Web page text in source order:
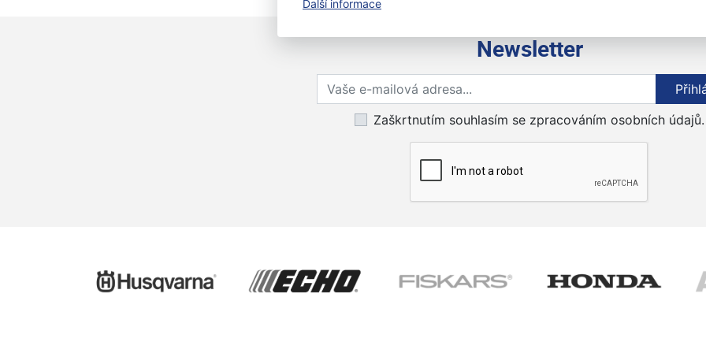
Další informace
Newsletter
Přihlaste se k odběru novinek
Zaškrtnutím souhlasím se zpracováním osobních údajů.